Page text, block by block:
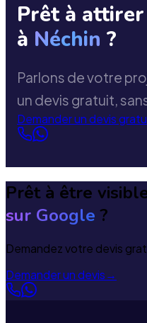
Prêt à
à Néchin ?
Parlons de votre
un devis gratuit,
Demander un devis
Prêt à être
sur Google ?
Demandez votre devis
Demander un devis→